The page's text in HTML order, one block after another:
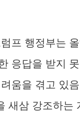
프 행정부는
응답을 받지
움을 겪고 있
새삼 강조하는